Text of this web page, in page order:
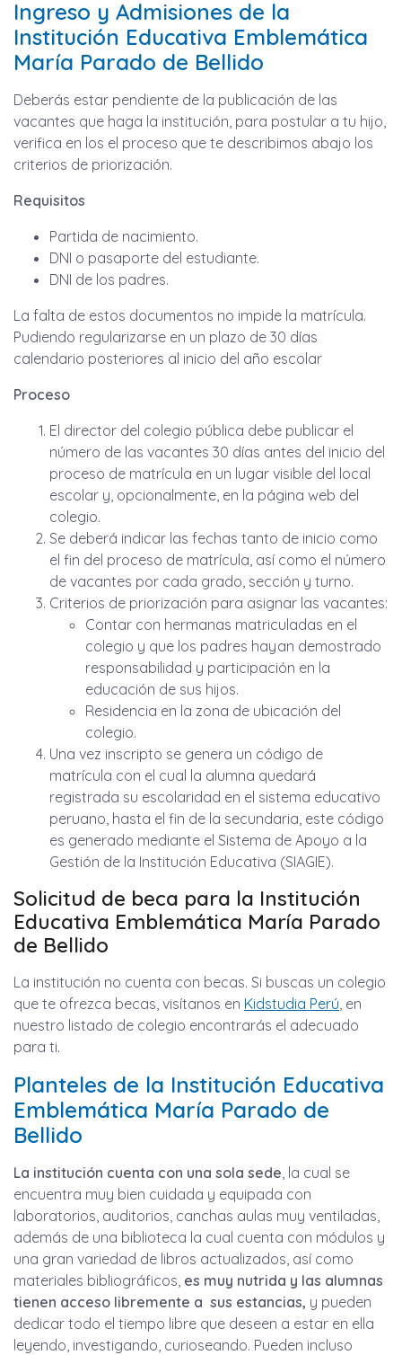
Ingreso y Admisiones de la
Institución Educativa Emblemática
María Parado de Bellido
Deberás estar pendiente de la publicación de las
vacantes que haga la institución, para postular a tu hijo,
verifica en los el proceso que te describimos abajo los
criterios de priorización.
Requisitos
Partida de nacimiento.
DNI o pasaporte del estudiante.
DNI de los padres.
La falta de estos documentos no impide la matrícula.
Pudiendo regularizarse en un plazo de 30 días
calendario posteriores al inicio del año escolar
Proceso
El director del colegio pública debe publicar el
número de las vacantes 30 días antes del inicio del
proceso de matrícula en un lugar visible del local
escolar y, opcionalmente, en la página web del
colegio.
Se deberá indicar las fechas tanto de inicio como
el fin del proceso de matrícula, así como el número
de vacantes por cada grado, sección y turno.
Criterios de priorización para asignar las vacantes:
Contar con hermanas matriculadas en el
colegio y que los padres hayan demostrado
responsabilidad y participación en la
educación de sus hijos.
Residencia en la zona de ubicación del
colegio.
Una vez inscripto se genera un código de
matrícula con el cual la alumna quedará
registrada su escolaridad en el sistema educativo
peruano, hasta el fin de la secundaria, este código
es generado mediante el Sistema de Apoyo a la
Gestión de la Institución Educativa (SIAGIE).
Solicitud de beca para la Institución
Educativa Emblemática María Parado
de Bellido
La institución no cuenta con becas. Si buscas un colegio
que te ofrezca becas, visítanos en Kidstudia Perú, en
nuestro listado de colegio encontrarás el adecuado
para ti.
Planteles de la Institución Educativa
Emblemática María Parado de
Bellido
La institución cuenta con una sola sede, la cual se
encuentra muy bien cuidada y equipada con
laboratorios, auditorios, canchas aulas muy ventiladas,
además de una biblioteca la cual cuenta con módulos y
una gran variedad de libros actualizados, así como
materiales bibliográficos, es muy nutrida y las alumnas
tienen acceso libremente a sus estancias, y pueden
dedicar todo el tiempo libre que deseen a estar en ella
leyendo, investigando, curioseando. Pueden incluso